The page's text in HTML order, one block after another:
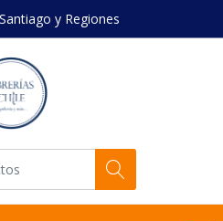
y Regiones